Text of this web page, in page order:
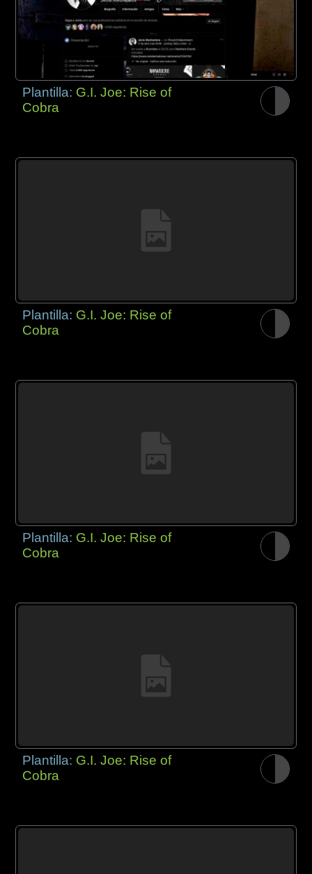
Plantilla: G.I. Joe: Rise of
Cobra
Plantilla: G.I. Joe: Rise of
Cobra
Plantilla: G.I. Joe: Rise of
Cobra
Plantilla: G.I. Joe: Rise of
Cobra